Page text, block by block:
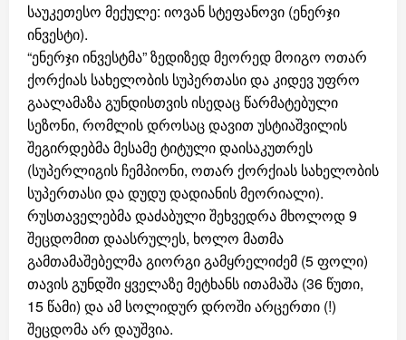
საუკეთესო მექულე: იოვან სტეფანოვი (ენერჯი
ინვესტი).
“ენერჯი ინვესტმა” ზედიზედ მეორედ მოიგო ოთარ
ქორქიას სახელობის სუპერთასი და კიდევ უფრო
გაალამაზა გუნდისთვის ისედაც წარმატებული
სეზონი, რომლის დროსაც დავით უსტიაშვილის
შეგირდებმა მესამე ტიტული დაისაკუთრეს
(სუპერლიგის ჩემპიონი, ოთარ ქორქიას სახელობის
სუპერთასი და დუდუ დადიანის მეორიალი).
რუსთაველებმა დაძაბული შეხვედრა მხოლოდ 9
შეცდომით დაასრულეს, ხოლო მათმა
გამთამაშებელმა გიორგი გამყრელიძემ (5 ფოლი)
თავის გუნდში ყველაზე მეტხანს ითამაშა (36 წუთი,
15 წამი) და ამ სოლიდურ დროში არცერთი (!)
შეცდომა არ დაუშვია.